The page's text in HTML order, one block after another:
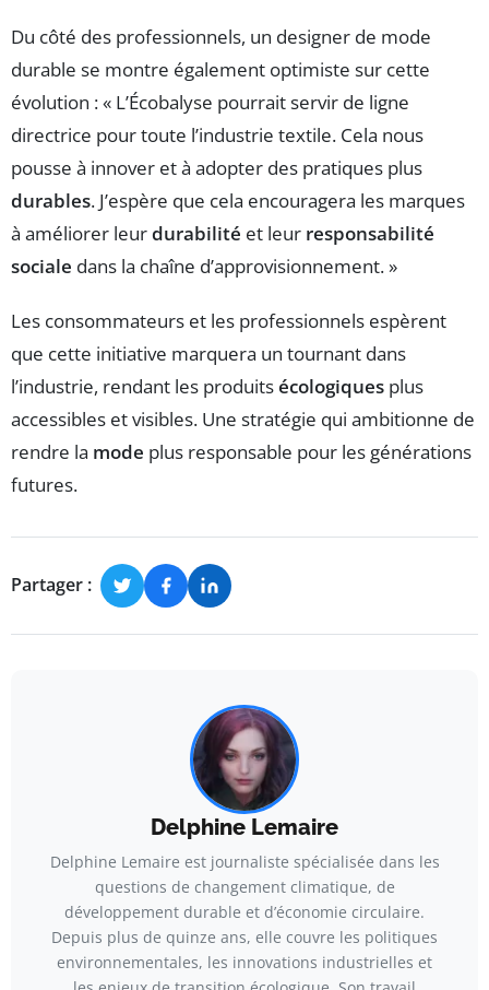
Du côté des professionnels, un designer de mode
durable se montre également optimiste sur cette
évolution : « L’Écobalyse pourrait servir de ligne
directrice pour toute l’industrie textile. Cela nous
pousse à innover et à adopter des pratiques plus
durables. J’espère que cela encouragera les marques
à améliorer leurdurabilité et leur responsabilité
sociale dans la chaîne d’approvisionnement. »
Les consommateurs et les professionnels espèrent
que cette initiative marquera un tournant dans
l’industrie, rendant les produitsécologiques plus
accessibles et visibles. Une stratégie qui ambitionne de
rendre la mode plus responsable pour les générations
futures.
Partager :
Delphine Lemaire
Delphine Lemaire est journaliste spécialisée dans les
questions de changement climatique, de
développement durable et d’économie circulaire.
Depuis plus de quinze ans, elle couvre les politiques
environnementales, les innovations industrielles et